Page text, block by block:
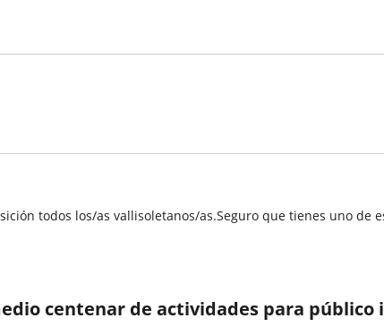
todos los/as vallisoletanos/as.Seguro que tienes uno de
centenar de actividades para